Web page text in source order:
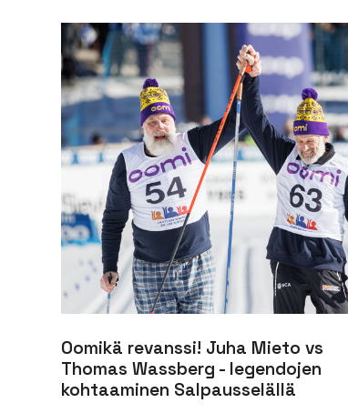
Oomikä revanssi! Juha Mieto vs
Thomas Wassberg - legendojen
kohtaaminen Salpausselällä